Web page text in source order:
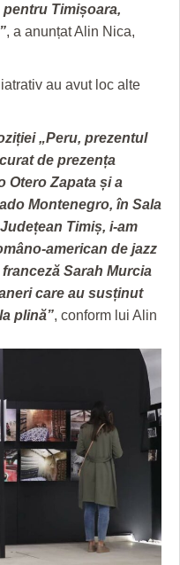
Timișoara,
, a anunțat Alin Nica,
au avut loc alte
„Peru, prezentul
de prezența
Otero Zapata și a
Montenegro, în Sala
Timiș, i-am
american de jazz
Sarah Murcia
care au susținut
plină”, conform lui Alin